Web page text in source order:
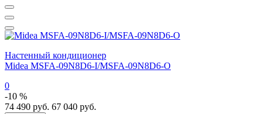
Настенный кондиционер
Midea MSFA-09N8D6-I/MSFA-09N8D6-O
0
-10 %
74 490 руб. 67 040 руб.